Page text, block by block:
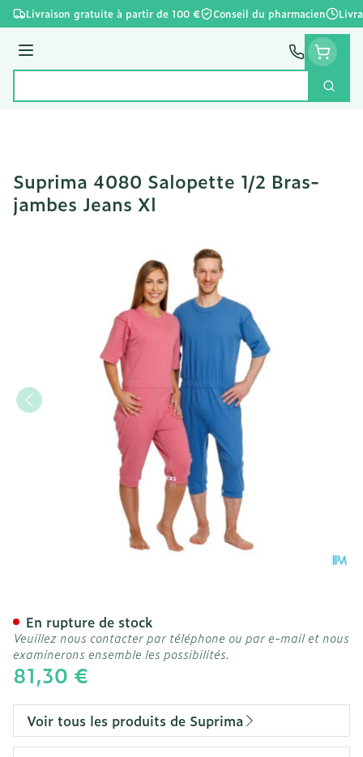
Aller au contenu
Livraison gratuite à partir de 100 € Conseil du pharmacien
Menu
Suprima 4080 Salopette 1/2 Bras-
jambes Jeans Xl
81,30 €
En rupture de stock
Veuillez nous contacter par téléphone ou par e-mail et nous
examinerons ensemble les possibilités.
Voir tous les produits de Suprima